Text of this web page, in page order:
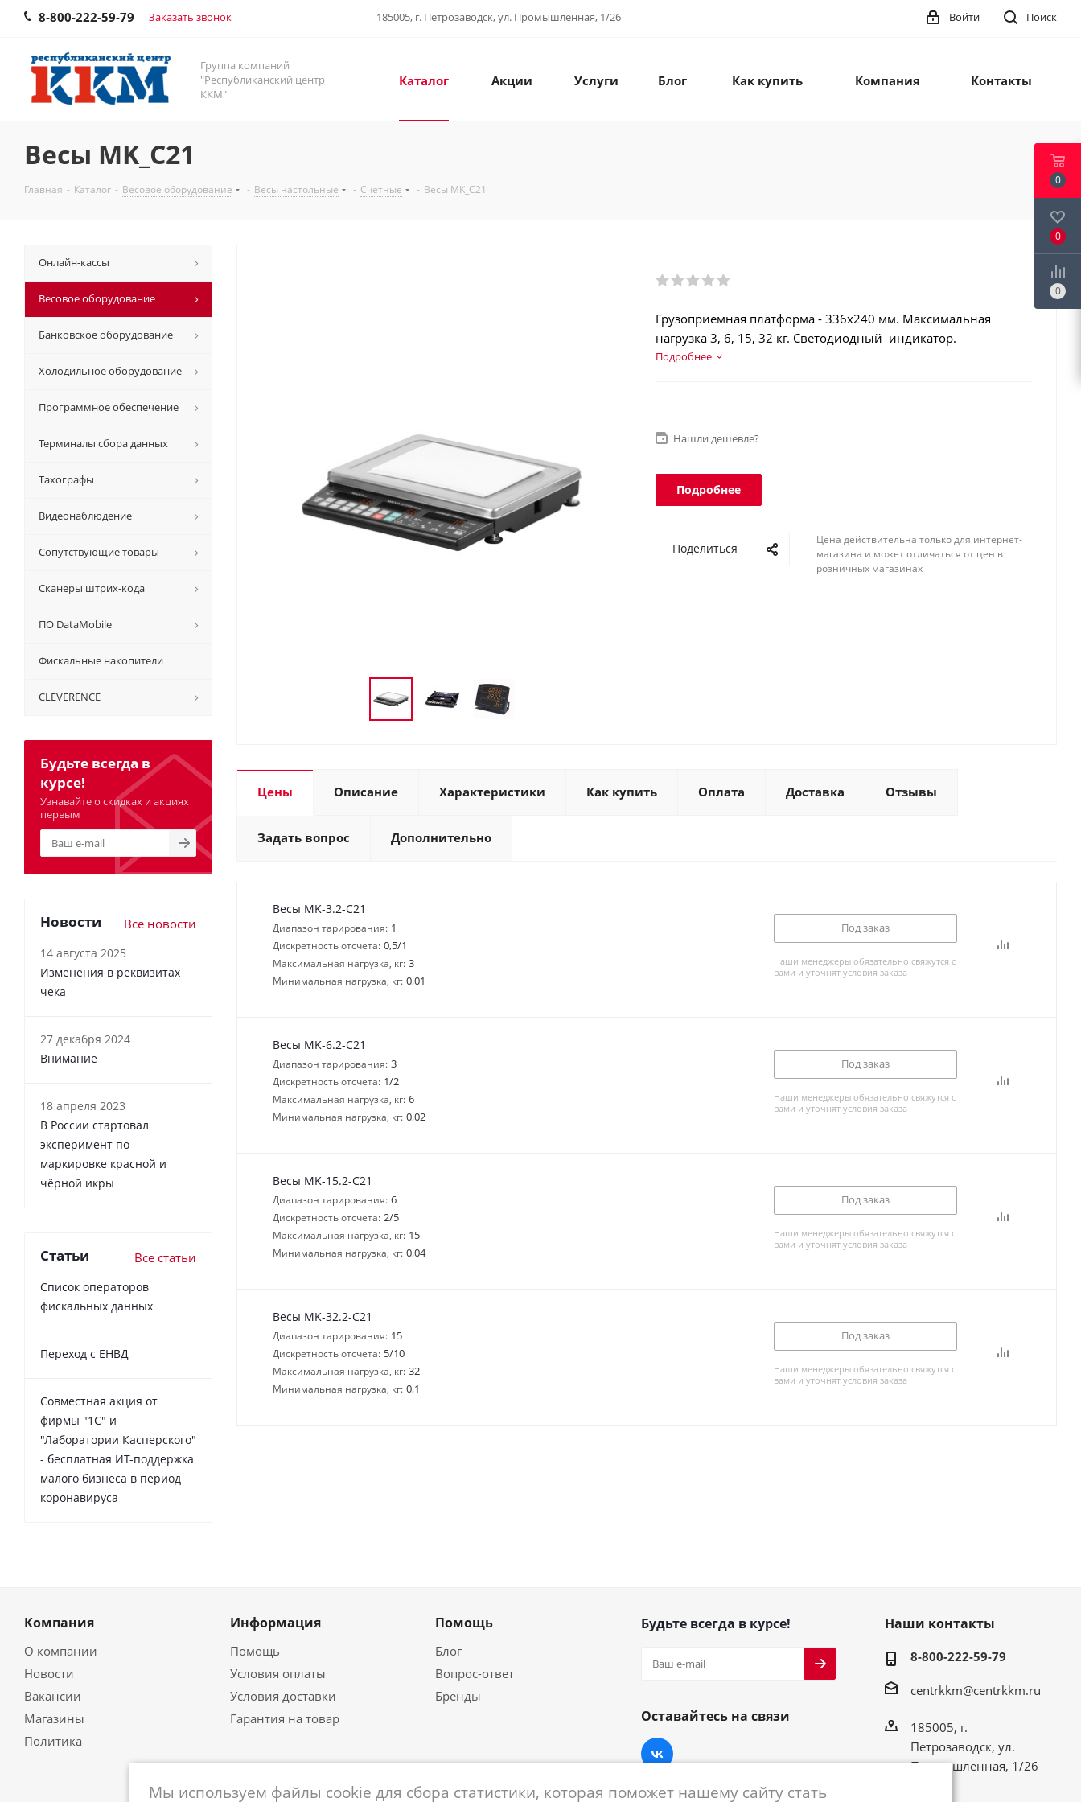
8-800-222-59-79 Заказать звонок 185005, г. Петрозаводск, ул. Промышленная, 1/26 Поиск
Войти
Группа компаний
"Республиканский центр
ККМ"
Каталог Акции Услуги Блог Как купить Компания Контакты
Весы MK_C21
Главная - Каталог - Весовое оборудование - Весы настольные - Счетные - Весы MK_C21
Грузоприемная платформа - 336х240 мм. Максимальная
нагрузка 3, 6, 15, 32 кг. Светодиодный индикатор.
Аккумулятор. Компараторный режим. Подключение
Подробнее
Нашли дешевле?
Подробнее
Поделиться
Цена действительна только для интернет-
магазина и может отличаться от цен в
розничных магазинах
Цены Описание Характеристики Как купить Оплата Доставка Отзывы
Задать вопрос Дополнительно
Весы MK-3.2-С21
Диапазон тарирования: 1
Дискретность отсчета: 0,5/1
Максимальная нагрузка, кг: 3
Минимальная нагрузка, кг: 0,01
Под заказ
Наши менеджеры обязательно свяжутся с
вами и уточнят условия заказа
Весы MK-6.2-С21
Диапазон тарирования: 3
Дискретность отсчета: 1/2
Максимальная нагрузка, кг: 6
Минимальная нагрузка, кг: 0,02
Под заказ
Наши менеджеры обязательно свяжутся с
вами и уточнят условия заказа
Весы MK-15.2-С21
Диапазон тарирования: 6
Дискретность отсчета: 2/5
Максимальная нагрузка, кг: 15
Минимальная нагрузка, кг: 0,04
Под заказ
Наши менеджеры обязательно свяжутся с
вами и уточнят условия заказа
Весы MK-32.2-С21
Диапазон тарирования: 15
Дискретность отсчета: 5/10
Максимальная нагрузка, кг: 32
Минимальная нагрузка, кг: 0,1
Под заказ
Наши менеджеры обязательно свяжутся с
вами и уточнят условия заказа
Онлайн-кассы
Весовое оборудование
Банковское оборудование
Холодильное оборудование
Программное обеспечение
Терминалы сбора данных
Тахографы
Видеонаблюдение
Сопутствующие товары
Сканеры штрих-кода
ПО DataMobile
Фискальные накопители
CLEVERENCE
Будьте всегда в
курсе!
Узнавайте о скидках и акциях
первым
Новости Все новости
14 августа 2025
Изменения в реквизитах
чека
27 декабря 2024
Внимание
18 апреля 2023
В России cтартовал
эксперимент по
маркировке красной и
чёрной икры
Статьи Все статьи
Список операторов
фискальных данных
Переход с ЕНВД
Совместная акция от
фирмы "1С" и
"Лаборатории Касперского"
- бесплатная ИТ-поддержка
малого бизнеса в период
коронавируса
Компания
О компании
Новости
Вакансии
Магазины
Политика
Информация
Помощь
Условия оплаты
Условия доставки
Гарантия на товар
Помощь
Блог
Вопрос-ответ
Бренды
Будьте всегда в курсе!
Оставайтесь на связи
Наши контакты
8-800-222-59-79
centrkkm@centrkkm.ru
185005, г.
Петрозаводск, ул.
Промышленная, 1/26
Мы используем файлы cookie для сбора статистики, которая поможет нашему сайту стать
0
0
0